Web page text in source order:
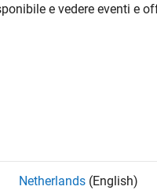
e vedere eventi e
Netherlands (English)